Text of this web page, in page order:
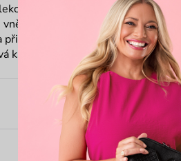
Shape of Diamond
kapsičkou bez zapínání
na karty
kapsička na drobáky